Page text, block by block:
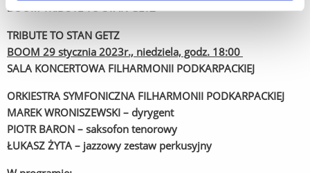
BOOM TRIBUTE TO STAN GETZ
TRIBUTE TO STAN GETZ
BOOM 29 stycznia 2023r., niedziela, godz. 18:00
SALA KONCERTOWA FILHARMONII PODKARPACKIEJ
ORKIESTRA SYMFONICZNA FILHARMONII PODKARPACKIEJ
MAREK WRONISZEWSKI – dyrygent
PIOTR BARON – saksofon tenorowy
ŁUKASZ ŻYTA – jazzowy zestaw perkusyjny